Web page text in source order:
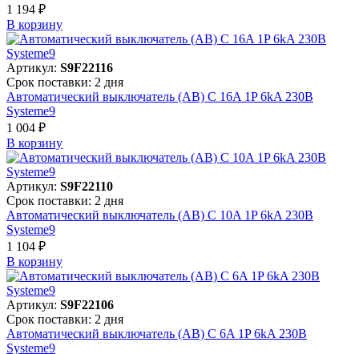
1 194 ₽
В корзинy
Артикул: S9F22116
Срок поставки: 2 дня
Автоматический выключатель (АВ) C 16A 1P 6kA 230В
Systeme9
1 004 ₽
В корзинy
Артикул: S9F22110
Срок поставки: 2 дня
Автоматический выключатель (АВ) C 10A 1P 6kA 230В
Systeme9
1 104 ₽
В корзинy
Артикул: S9F22106
Срок поставки: 2 дня
Автоматический выключатель (АВ) C 6A 1P 6kA 230В
Systeme9